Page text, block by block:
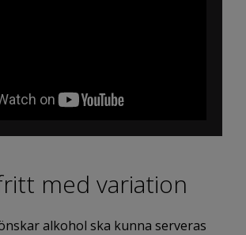
med variation
alkohol ska kunna serveras